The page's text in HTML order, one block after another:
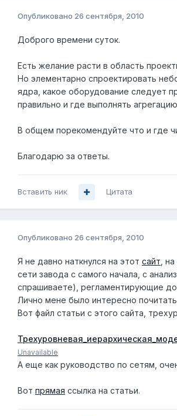
Опубликовано 26 сентября, 2010
Доброго времени суток.
Есть желание расти в область
Но элементарно спроектировать
ядра, какое оборудование следует
правильно и где выполнять
В общем порекомендуйте что и где
Благодарю за ответы.
Вставить ник Цитата
Опубликовано 26 сентября, 2010
Я не давно наткнулся на этот сайт ,
сети завода с самого начала, с
спрашиваете), регламентирующие
Лично мене было интересно
Вот файл статьи с этого сайта,
Unavailable
А еще как руководство по сетям,
Вот прямая ссылка на статьи.